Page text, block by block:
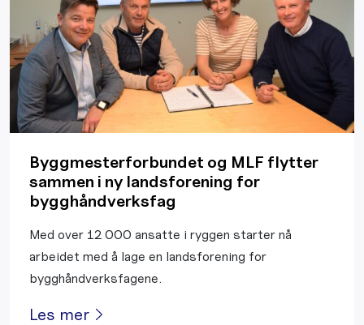
Byggmesterforbundet og MLF flytter
sammen i ny landsforening for
bygghåndverksfag
Med over 12 000 ansatte i ryggen starter nå
arbeidet med å lage en landsforening for
bygghåndverksfagene.
Les mer